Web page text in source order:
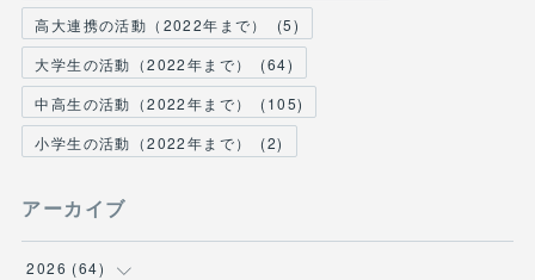
高大連携の活動（2022年まで）
(5)
大学生の活動（2022年まで）
(64)
中高生の活動（2022年まで）
(105)
小学生の活動（2022年まで）
(2)
アーカイブ
2026 (64)